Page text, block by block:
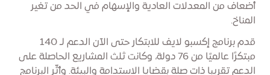
أضعاف من المعدلات العادية والإسهام في الحد من تغير
المناخ.
قدم برنامج إكسبو لايف للابتكار حتى الآن الدعم لـ 140
مبتكرًا عالميًا من 76 دولة، وكانت ثلث المشاريع الحاصلة على
الدعم تقريبا ذات صلة بقضايا الاستدامة والبيئة. وأثّر البرنامج